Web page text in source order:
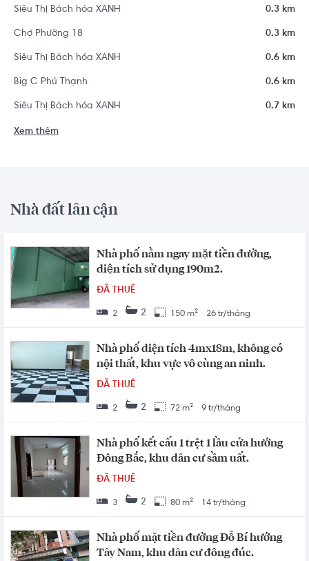
Siêu Thị Bách hóa XANH 0.3 km
Chợ Phường 18 0.3 km
Siêu Thị Bách hóa XANH 0.6 km
Big C Phú Thạnh 0.6 km
Siêu Thị Bách hóa XANH 0.7 km
Xem thêm
Nhà đất lân cận
Nhà phố nằm ngay mặt tiền đường,
diện tích sử dụng 190m2.
ĐÃ THUÊ
2 2 150 m² 26 tr/tháng
Nhà phố diện tích 4mx18m, không có
nội thất, khu vực vô cùng an ninh.
ĐÃ THUÊ
2 2 72 m² 9 tr/tháng
Nhà phố kết cấu 1 trệt 1 lầu cửa hướng
Đông Bắc, khu dân cư sầm uất.
ĐÃ THUÊ
3 2 80 m² 14 tr/tháng
Nhà phố mặt tiền đường Đỗ Bí hướng
Tây Nam, khu dân cư đông đúc.